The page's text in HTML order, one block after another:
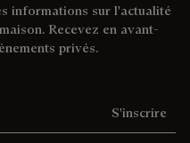
informations sur l'actualité
Recevez en avant-
privés.
S'inscrire